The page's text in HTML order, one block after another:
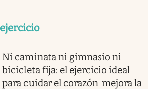
ejercicio
Ni caminata ni gimnasio ni
bicicleta fija: el ejercicio ideal
para cuidar el corazón: mejora la